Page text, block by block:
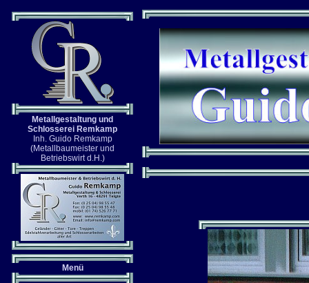
Metallgestaltung und
Schlosserei Remkamp
Inh. Guido Remkamp
(Metallbaumeister und
Betriebswirt d.H.)
Menü